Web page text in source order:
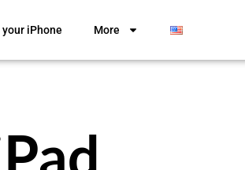
your iPhone More